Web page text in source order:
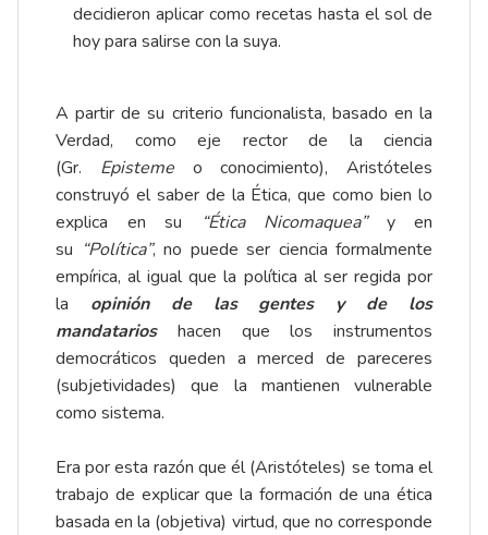
decidieron aplicar como recetas hasta el sol de
hoy para salirse con la suya.
A partir de su criterio funcionalista, basado en la
Verdad, como eje rector de la ciencia
(Gr. Epistemeo conocimiento), Aristóteles
construyó el saber de la Ética, que como bien lo
explica en su
“Ética Nicomaquea”y en
su “Política”, no puede ser ciencia formalmente
empírica, al igual que la política al ser regida por
la opinión de las gentes y de los
mandatarioshacen que los instrumentos
democráticos queden a merced de pareceres
(subjetividades) que la mantienen vulnerable
como sistema.
Era por esta razón que él (Aristóteles) se toma el
trabajo de explicar que la formación de una ética
basada en la (objetiva) virtud, que no corresponde